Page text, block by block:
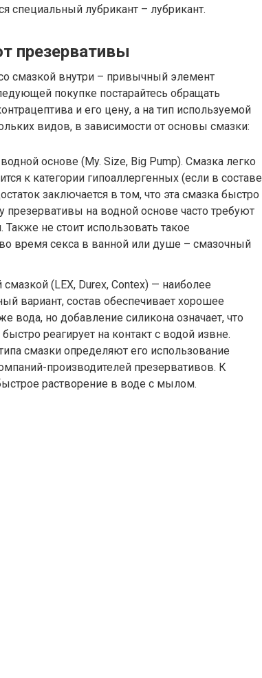
специальный лубрикант – лубрикант.
презервативы
смазкой внутри – привычный элемент
покупке постарайтесь обращать
и его цену, а на тип используемой
видов, в зависимости от основы смазки:
основе (My. Size, Big Pump). Смазка легко
к категории гипоаллергенных (если в составе
заключается в том, что эта смазка быстро
презервативы на водной основе часто требуют
не стоит использовать такое
время секса в ванной или душе – смазочный
(LEX, Durex, Contex) — наиболее
вариант, состав обеспечивает хорошее
вода, но добавление силикона означает, что
реагирует на контакт с водой извне.
смазки определяют его использование
производителей презервативов. К
растворение в воде с мылом.